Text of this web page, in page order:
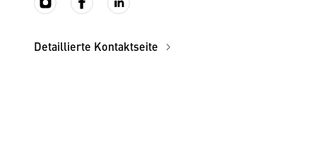
Detaillierte Kontaktseite